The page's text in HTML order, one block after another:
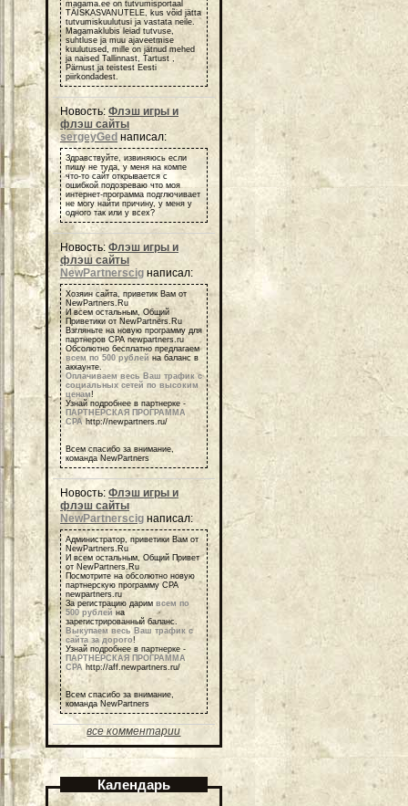
magama.ee on tutvumisportaal
TÄISKASVANUTELE, kus võid jätta
tutvumiskuulutusi ja vastata neile.
Magamaklubis leiad tutvuse,
suhtluse ja muu ajaveetmise
kuulutused, mille on jätnud mehed
ja naised Tallinnast, Tartust ,
Pärnust ja teistest Eesti
piirkondadest.
Новость: Флэш игры и
флэш сайты
sergeyGed написал:
Здравствуйте, извиняюсь если
пишу не туда, у меня на компе
что-то сайт открывается с
ошибкой подозреваю что моя
интернет-программа подглючивает
не могу найти причину, у меня у
одного так или у всех?
Новость: Флэш игры и
флэш сайты
NewPartnerscig написал:
Хозяин сайта, приветик Вам от
NewPartners.Ru
И всем остальным, Общий
Приветики от NewPartners.Ru
Взгляньте на новую программу для
партнеров СРА newpartners.ru
Обсолютно бесплатно предлагаем
всем по 500 рублей на баланс в
аккаунте.
Оплачиваем весь Ваш трафик с
социальных сетей по высоким
ценам!
Узнай подробнее в партнерке -
ПАРТНЕРСКАЯ ПРОГРАММА
СРА http://newpartners.ru/
Всем спасибо за внимание,
команда NewPartners
Новость: Флэш игры и
флэш сайты
NewPartnerscig написал:
Администратор, приветики Вам от
NewPartners.Ru
И всем остальным, Общий Привет
от NewPartners.Ru
Посмотрите на обсолютно новую
партнерскую программу СРА
newpartners.ru
За регистрацию дарим всем по
500 рублей на
зарегистрированный баланс.
Выкупаем весь Ваш трафик с
сайта за дорого!
Узнай подробнее в партнерке -
ПАРТНЕРСКАЯ ПРОГРАММА
СРА http://aff.newpartners.ru/
Всем спасибо за внимание,
команда NewPartners
все комментарии
Календарь